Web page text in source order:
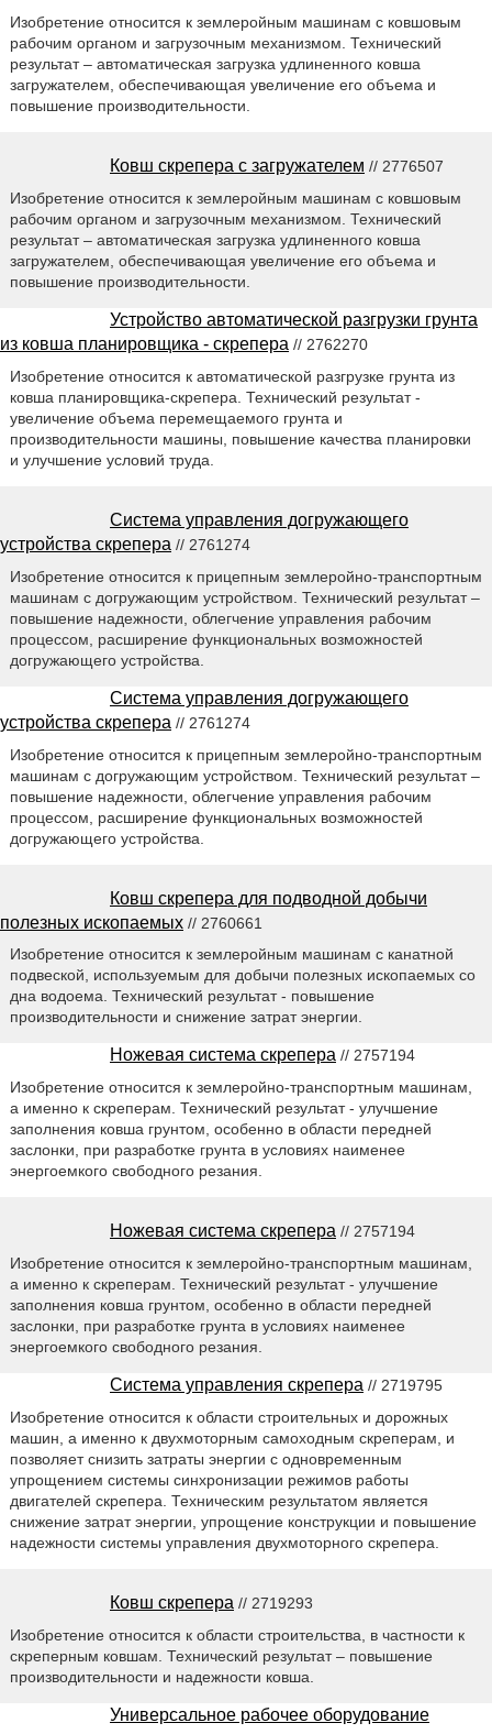
Изобретение относится к землеройным машинам с ковшовым
рабочим органом и загрузочным механизмом. Технический
результат – автоматическая загрузка удлиненного ковша
загружателем, обеспечивающая увеличение его объема и
повышение производительности.
Ковш скрепера с загружателем // 2776507
Изобретение относится к землеройным машинам с ковшовым
рабочим органом и загрузочным механизмом. Технический
результат – автоматическая загрузка удлиненного ковша
загружателем, обеспечивающая увеличение его объема и
повышение производительности.
Устройство автоматической разгрузки грунта
из ковша планировщика - скрепера // 2762270
Изобретение относится к автоматической разгрузке грунта из
ковша планировщика-скрепера. Технический результат -
увеличение объема перемещаемого грунта и
производительности машины, повышение качества планировки
и улучшение условий труда.
Система управления догружающего
устройства скрепера // 2761274
Изобретение относится к прицепным землеройно-транспортным
машинам с догружающим устройством. Технический результат –
повышение надежности, облегчение управления рабочим
процессом, расширение функциональных возможностей
догружающего устройства.
Система управления догружающего
устройства скрепера // 2761274
Изобретение относится к прицепным землеройно-транспортным
машинам с догружающим устройством. Технический результат –
повышение надежности, облегчение управления рабочим
процессом, расширение функциональных возможностей
догружающего устройства.
Ковш скрепера для подводной добычи
полезных ископаемых // 2760661
Изобретение относится к землеройным машинам с канатной
подвеской, используемым для добычи полезных ископаемых со
дна водоема. Технический результат - повышение
производительности и снижение затрат энергии.
Ножевая система скрепера // 2757194
Изобретение относится к землеройно-транспортным машинам,
а именно к скреперам. Технический результат - улучшение
заполнения ковша грунтом, особенно в области передней
заслонки, при разработке грунта в условиях наименее
энергоемкого свободного резания.
Ножевая система скрепера // 2757194
Изобретение относится к землеройно-транспортным машинам,
а именно к скреперам. Технический результат - улучшение
заполнения ковша грунтом, особенно в области передней
заслонки, при разработке грунта в условиях наименее
энергоемкого свободного резания.
Система управления скрепера // 2719795
Изобретение относится к области строительных и дорожных
машин, а именно к двухмоторным самоходным скреперам, и
позволяет снизить затраты энергии с одновременным
упрощением системы синхронизации режимов работы
двигателей скрепера. Техническим результатом является
снижение затрат энергии, упрощение конструкции и повышение
надежности системы управления двухмоторного скрепера.
Ковш скрепера // 2719293
Изобретение относится к области строительства, в частности к
скреперным ковшам. Технический результат – повышение
производительности и надежности ковша.
Универсальное рабочее оборудование